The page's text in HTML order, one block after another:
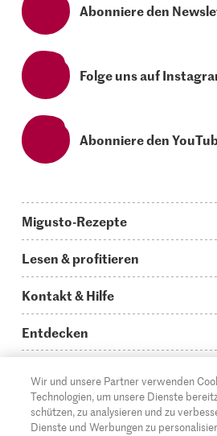
Abonniere den
Folge uns auf
Abonniere den
Migusto-Rezepte
Was koche ich heute?
Hauptgerichte
Schnelle & einfache Rezepte
Apéro & Fingerfood
Backen
Lesen & profitieren
Storys
How to-Videos
Glossar
Migusto Login
Kontakt & Hilfe
Infos zum Kochen mit Migusto
Kontakt
Mediadaten Werbetreibende
Entdecken
Supermarkt
Migros Online
Über die Migros
DE FR IT
Wir und unsere Partner verwenden
Technologien, um unsere Dienste
schützen, zu analysieren und zu
Dienste und Werbungen zu